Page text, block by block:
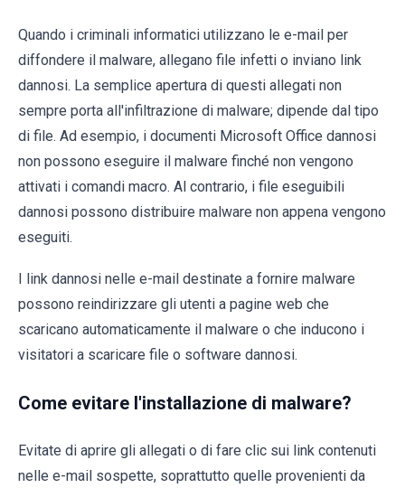
Quando i criminali informatici utilizzano le e-mail per
diffondere il malware, allegano file infetti o inviano link
dannosi. La semplice apertura di questi allegati non
sempre porta all'infiltrazione di malware; dipende dal tipo
di file. Ad esempio, i documenti Microsoft Office dannosi
non possono eseguire il malware finché non vengono
attivati i comandi macro. Al contrario, i file eseguibili
dannosi possono distribuire malware non appena vengono
eseguiti.
I link dannosi nelle e-mail destinate a fornire malware
possono reindirizzare gli utenti a pagine web che
scaricano automaticamente il malware o che inducono i
visitatori a scaricare file o software dannosi.
Come evitare l'installazione di malware?
Evitate di aprire gli allegati o di fare clic sui link contenuti
nelle e-mail sospette, soprattutto quelle provenienti da